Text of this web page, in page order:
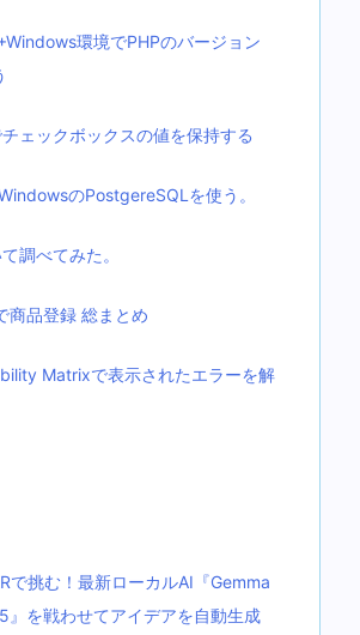
環境でPHPのバージョン
ェックボックスの値を保持する
のPostgereSQLを使う。
調べてみた。
商品登録 総まとめ
Matrixで表示されたエラーを解
で挑む！最新ローカルAI『Gemma
を戦わせてアイデアを自動生成